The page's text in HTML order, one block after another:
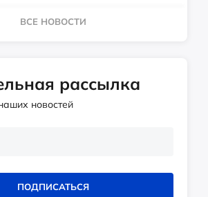
ВСЕ НОВОСТИ
рассылка
новостей
ПОДПИСАТЬСЯ